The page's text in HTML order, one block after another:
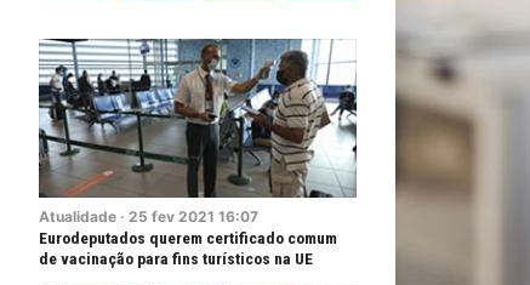
Atualidade · 25 fev 2021 16:07
Eurodeputados querem certificado comum
de vacinação para fins turísticos na UE